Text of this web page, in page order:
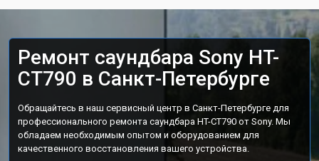
Ремонт саундбара Sony HT-
CT790 в Санкт-Петербурге
Обращайтесь в наш сервисный центр в Санкт-Петербурге для
профессионального ремонта саундбара HT-CT790 от Sony. Мы
обладаем необходимым опытом и оборудованием для
качественного восстановления вашего устройства.